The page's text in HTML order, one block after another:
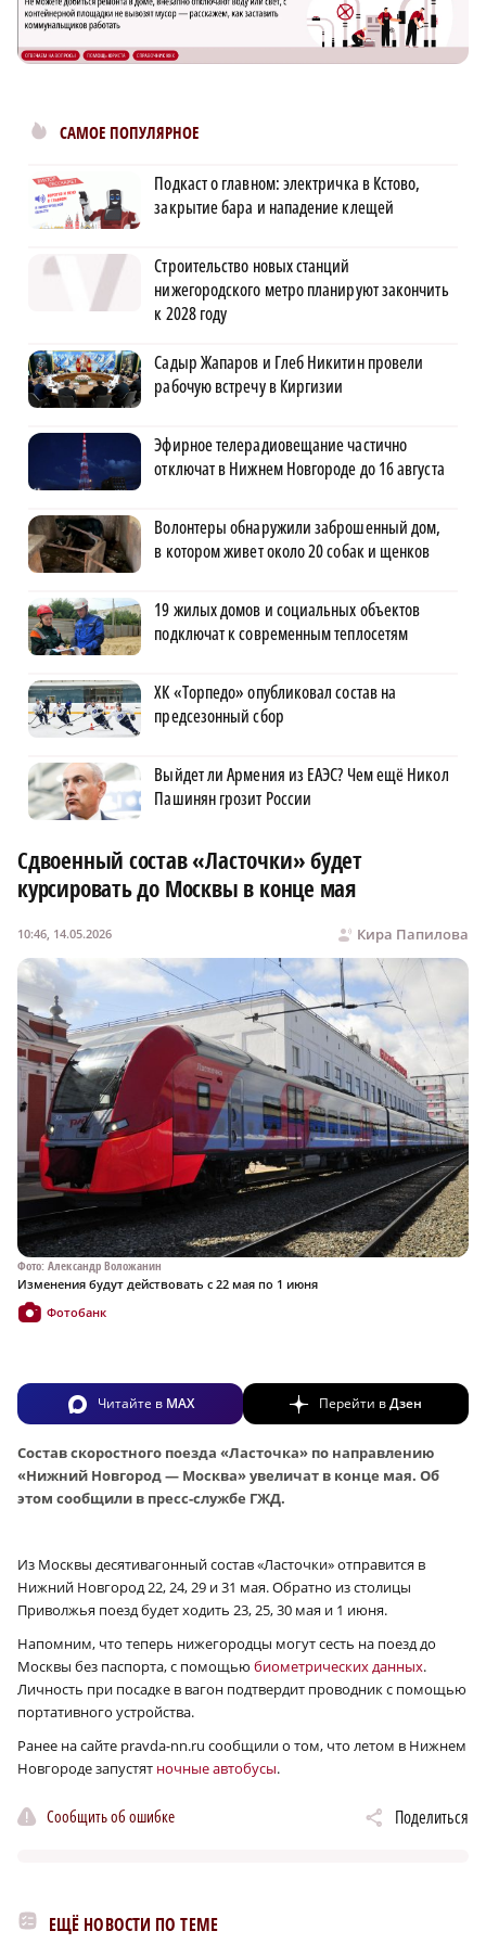
САМОЕ ПОПУЛЯРНОЕ
Подкаст о главном: электричка в Кстово,
закрытие бара и нападение клещей
Строительство новых станций
нижегородского метро планируют закончить
к 2028 году
Садыр Жапаров и Глеб Никитин провели
рабочую встречу в Киргизии
Эфирное телерадиовещание частично
отключат в Нижнем Новгороде до 16 августа
Волонтеры обнаружили заброшенный дом,
в котором живет около 20 собак и щенков
19 жилых домов и социальных объектов
подключат к современным теплосетям
ХК «Торпедо» опубликовал состав на
предсезонный сбор
Выйдет ли Армения из ЕАЭС? Чем ещё Никол
Пашинян грозит России
Сдвоенный состав «Ласточки» будет
курсировать до Москвы в конце мая
Кира Папилова
10:46, 14.05.2026
Фото: Александр Воложанин
Изменения будут действовать с 22 мая по 1 июня
Фотобанк
Читайте в MAX Перейти вДзен
Состав скоростного поезда «Ласточка» по направлению
«Нижний Новгород — Москва» увеличат в конце мая. Об
этом сообщили в пресс-службе ГЖД.
Из Москвы десятивагонный состав «Ласточки» отправится в
Нижний Новгород 22, 24, 29 и 31 мая. Обратно из столицы
Приволжья поезд будет ходить 23, 25, 30 мая и 1 июня.
Напомним, что теперь нижегородцы могут сесть на поезд до
Москвы без паспорта, с помощью биометрических данных.
Личность при посадке в вагон подтвердит проводник с помощью
портативного устройства.
Ранее на сайте pravda-nn.ru сообщили о том, что летом в Нижнем
Новгороде запустят ночные автобусы.
Сообщить об ошибке Поделиться
ЕЩЁ НОВОСТИ ПО ТЕМЕ